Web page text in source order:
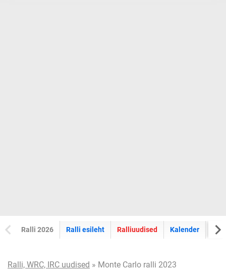
Ralli 2026 Ralli esileht Ralliuudised Kalender
Ralli, WRC, IRC uudised » Monte Carlo ralli 2023